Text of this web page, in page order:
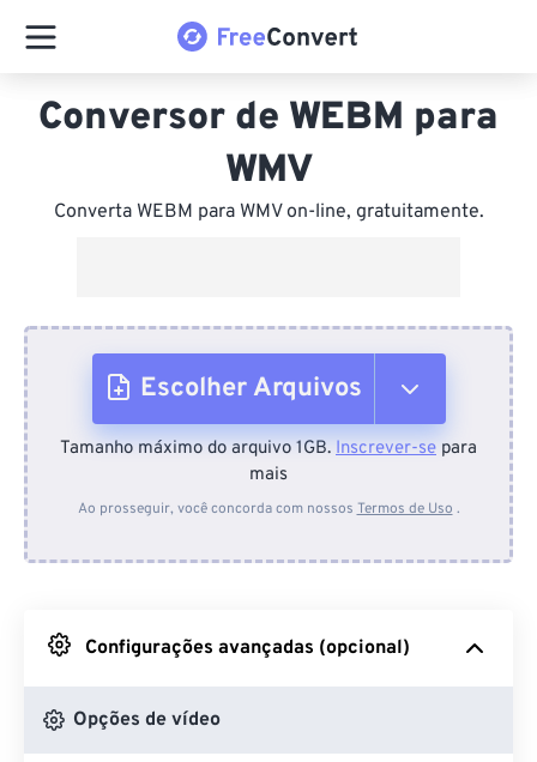
Conversor de WEBM para
WMV
Converta WEBM para WMV on-line, gratuitamente.
Escolher Arquivos
Do dispositivo
Do Google Drive
Do OneDrive
Tamanho máximo do arquivo 1GB. Inscrever-se para
mais
Ao prosseguir, você concorda com nossos Termos de Uso .
Configurações avançadas (opcional)
Opções de vídeo